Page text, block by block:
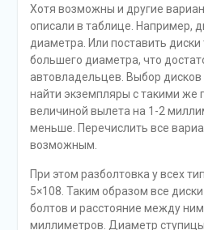
Хотя возможны и другие
описали в таблице. Например,
диаметра. Или поставить
большего диаметра, что
автовладельцев. Выбор
найти экземпляры с такими же
величиной вылета на 1-2
меньше. Перечислить все
возможным.
При этом разболтовка у всех
5×108. Таким образом все
болтов и расстояние между
миллиметров. Диаметр